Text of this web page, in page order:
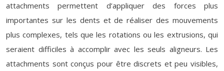
attachments permettent d’appliquer des forces plus
importantes sur les dents et de réaliser des mouvements
plus complexes, tels que les rotations ou les extrusions, qui
seraient difficiles à accomplir avec les seuls aligneurs. Les
attachments sont conçus pour être discrets et peu visibles,